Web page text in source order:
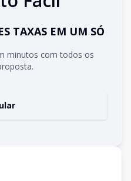
TAXAS EM UM SÓ
minutos com todos os